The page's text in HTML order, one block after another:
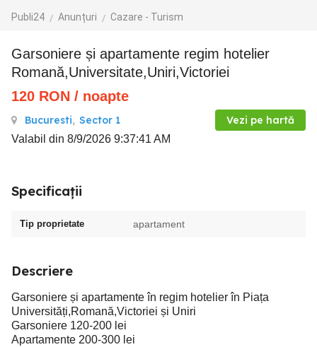
Publi24 Anunțuri Cazare - Turism
Garsoniere și apartamente regim hotelier
Romană,Universitate,Uniri,Victoriei
120 RON / noapte
Bucuresti, Sector 1 Vezi pe hartă
Valabil din 8/9/2026 9:37:41 AM
Specificații
Tip proprietate apartament
Descriere
Garsoniere și apartamente în regim hotelier în Piața
Universități,Romană,Victoriei și Uniri
Garsoniere 120-200 lei
Apartamente 200-300 lei